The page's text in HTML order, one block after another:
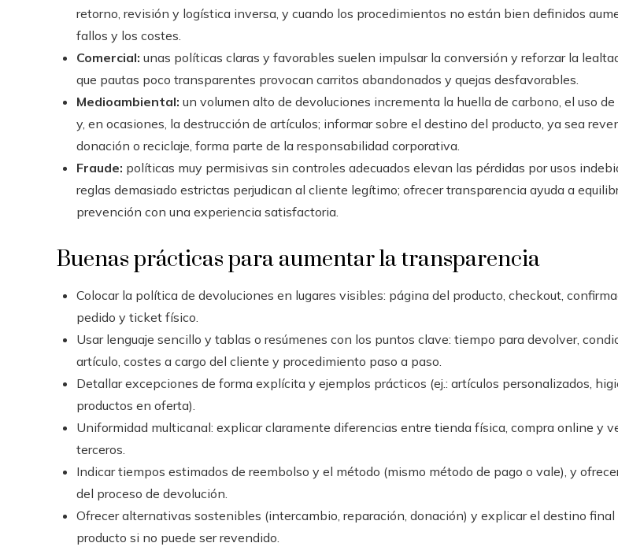
retorno, revisión y logística inversa, y cuando los procedimientos no están bien definidos
fallos y los costes.
Comercial: unas políticas claras y favorables suelen impulsar la conversión y reforzar la
que pautas poco transparentes provocan carritos abandonados y quejas desfavorables.
Medioambiental: un volumen alto de devoluciones incrementa la huella de carbono, el uso
y, en ocasiones, la destrucción de artículos; informar sobre el destino del producto, ya sea
donación o reciclaje, forma parte de la responsabilidad corporativa.
Fraude: políticas muy permisivas sin controles adecuados elevan las pérdidas por usos
reglas demasiado estrictas perjudican al cliente legítimo; ofrecer transparencia ayuda a
prevención con una experiencia satisfactoria.
Buenas prácticas para aumentar la transparencia
Colocar la política de devoluciones en lugares visibles: página del producto, checkout,
pedido y ticket físico.
Usar lenguaje sencillo y tablas o resúmenes con los puntos clave: tiempo para devolver,
artículo, costes a cargo del cliente y procedimiento paso a paso.
Detallar excepciones de forma explícita y ejemplos prácticos (ej.: artículos personalizados,
productos en oferta).
Uniformidad multicanal: explicar claramente diferencias entre tienda física, compra online y
terceros.
Indicar tiempos estimados de reembolso y el método (mismo método de pago o vale), y
del proceso de devolución.
Ofrecer alternativas sostenibles (intercambio, reparación, donación) y explicar el destino final
producto si no puede ser revendido.